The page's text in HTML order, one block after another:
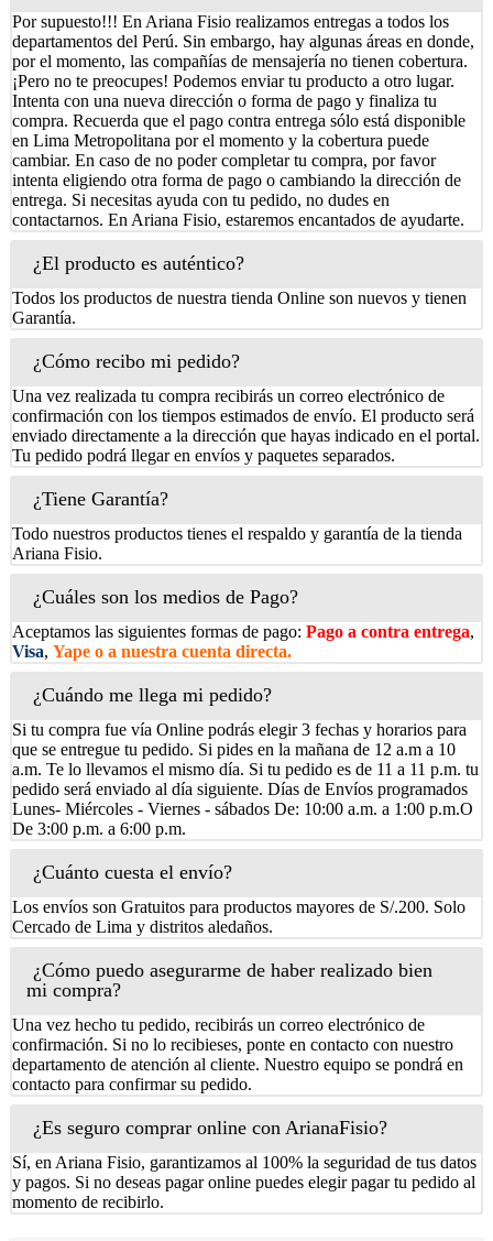
Por supuesto!!! En Ariana Fisio realizamos entregas a todos los
departamentos del Perú. Sin embargo, hay algunas áreas en donde,
por el momento, las compañías de mensajería no tienen cobertura.
¡Pero no te preocupes! Podemos enviar tu producto a otro lugar.
Intenta con una nueva dirección o forma de pago y finaliza tu
compra. Recuerda que el pago contra entrega sólo está disponible
en Lima Metropolitana por el momento y la cobertura puede
cambiar. En caso de no poder completar tu compra, por favor
intenta eligiendo otra forma de pago o cambiando la dirección de
entrega. Si necesitas ayuda con tu pedido, no dudes en
contactarnos. En Ariana Fisio, estaremos encantados de ayudarte.
¿El producto es auténtico?
Todos los productos de nuestra tienda Online son nuevos y tienen
Garantía.
¿Cómo recibo mi pedido?
Una vez realizada tu compra recibirás un correo electrónico de
confirmación con los tiempos estimados de envío. El producto será
enviado directamente a la dirección que hayas indicado en el portal.
Tu pedido podrá llegar en envíos y paquetes separados.
¿Tiene Garantía?
Todo nuestros productos tienes el respaldo y garantía de la tienda
Ariana Fisio.
¿Cuáles son los medios de Pago?
Aceptamos las siguientes formas de pago: Pago a contra entrega,
Visa, Yape o a nuestra cuenta directa.
¿Cuándo me llega mi pedido?
Si tu compra fue vía Online podrás elegir 3 fechas y horarios para
que se entregue tu pedido. Si pides en la mañana de 12 a.m a 10
a.m. Te lo llevamos el mismo día. Si tu pedido es de 11 a 11 p.m. tu
pedido será enviado al día siguiente. Días de Envíos programados
Lunes- Miércoles - Viernes - sábados De: 10:00 a.m. a 1:00 p.m.O
De 3:00 p.m. a 6:00 p.m.
¿Cuánto cuesta el envío?
Los envíos son Gratuitos para productos mayores de S/.200. Solo
Cercado de Lima y distritos aledaños.
¿Cómo puedo asegurarme de haber realizado bien
mi compra?
Una vez hecho tu pedido, recibirás un correo electrónico de
confirmación. Si no lo recibieses, ponte en contacto con nuestro
departamento de atención al cliente. Nuestro equipo se pondrá en
contacto para confirmar su pedido.
¿Es seguro comprar online con ArianaFisio?
Sí, en Ariana Fisio, garantizamos al 100% la seguridad de tus datos
y pagos. Si no deseas pagar online puedes elegir pagar tu pedido al
momento de recibirlo.